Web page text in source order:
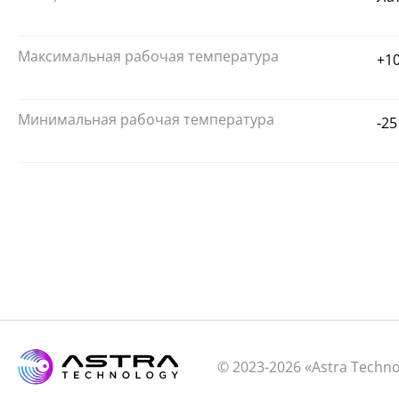
Максимальная рабочая температура
Минимальная рабочая температура -
© 2023-2026 «Astra